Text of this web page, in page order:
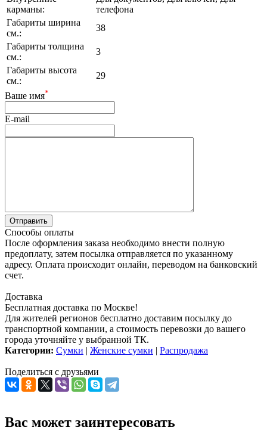
карманы:
телефона
Габариты ширина
см.:
38
Габариты толщина
см.:
3
Габариты высота
см.:
29
Ваше имя*
E-mail
Способы оплаты
После оформления заказа необходимо внести полную
предоплату, затем посылка отправляется по указанному
адресу. Оплата происходит онлайн, переводом на банковский
счет.
Доставка
Бесплатная доставка по Москве!
Для жителей регионов бесплатно доставим посылку до
транспортной компании, а стоимость перевозки до вашего
города уточняйте у выбранной ТК.
Категории: Сумки | Женские сумки | Распродажа
Поделиться с друзьями
Вас может заинтересовать